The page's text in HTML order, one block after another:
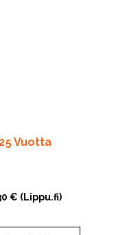
Vuotta
€ (Lippu.fi)